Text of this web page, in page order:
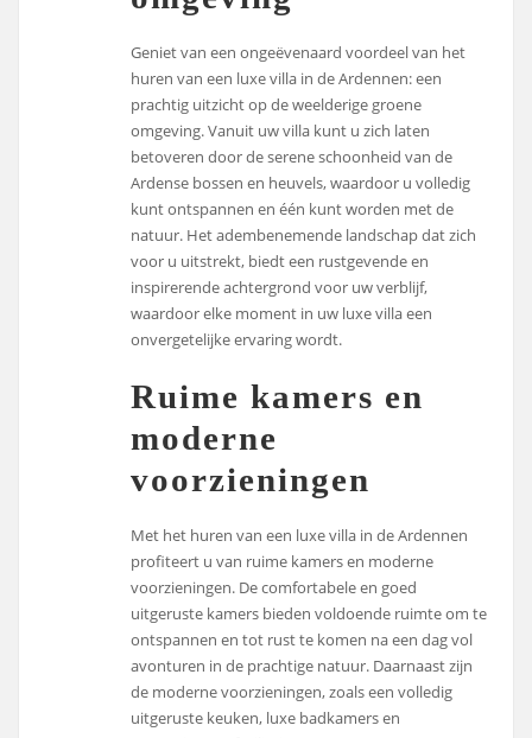
Geniet van een ongeëvenaard voordeel van het
huren van een luxe villa in de Ardennen: een
prachtig uitzicht op de weelderige groene
omgeving. Vanuit uw villa kunt u zich laten
betoveren door de serene schoonheid van de
Ardense bossen en heuvels, waardoor u volledig
kunt ontspannen en één kunt worden met de
natuur. Het adembenemende landschap dat zich
voor u uitstrekt, biedt een rustgevende en
inspirerende achtergrond voor uw verblijf,
waardoor elke moment in uw luxe villa een
onvergetelijke ervaring wordt.
Ruime kamers en
moderne
voorzieningen
Met het huren van een luxe villa in de Ardennen
profiteert u van ruime kamers en moderne
voorzieningen. De comfortabele en goed
uitgeruste kamers bieden voldoende ruimte om te
ontspannen en tot rust te komen na een dag vol
avonturen in de prachtige natuur. Daarnaast zijn
de moderne voorzieningen, zoals een volledig
uitgeruste keuken, luxe badkamers en